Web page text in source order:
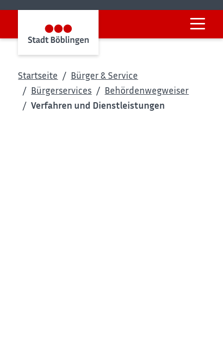
Startseite
Bürger & Service
Bürgerservices
Behördenwegweiser
Verfahren und Dienstleistungen